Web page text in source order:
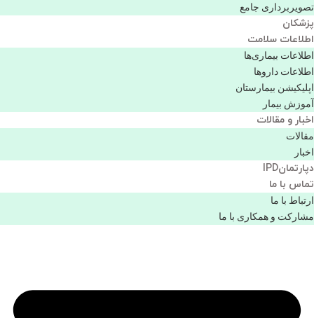
تصویربرداری جامع
پزشكان
اطلاعات سلامت
اطلاعات بیماری‌ها
اطلاعات دارو‌ها
اپليكيشن بيمارستان
آموزش بیمار
اخبار و مقالات
مقالات
اخبار
دپارتمانIPD
تماس با ما
ارتباط با ما
مشاركت و همكاری با ما